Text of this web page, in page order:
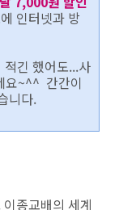
인터넷과 방
긴 했어도...사
요~^^ 간간이
니다.
종교배의 세계